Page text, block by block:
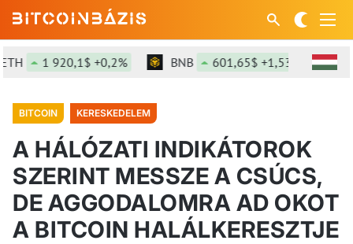
1 920,1$ +0,2% BNB 601,65$ +1,53% SOL
BITCOIN KERESKEDELEM
A HÁLÓZATI INDIKÁTOROK
SZERINT MESSZE A CSÚCS,
DE AGGODALOMRA AD OKOT
A BITCOIN HALÁLKERESZTJE